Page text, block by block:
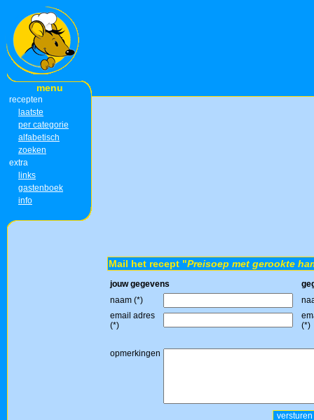
menu
recepten
laatste
per categorie
alfabetisch
zoeken
extra
links
gastenboek
info
Mail het recept "Preisoep met gerookte
jouw gegevens
naam (*)
email adres
(*)
(*)
opmerkingen